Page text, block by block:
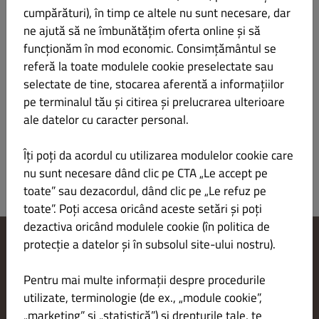
BRUSCHETE MIXTE LEI 38.00
Paine de casa, rosii, anshoa, ton, prosciutto
Homemade bread, tomatoes, anchovies, tuna, prosciutto
Contactează-ne
Politica de confidențialitate
Termeni și condiții
cumpărături), în timp ce altele nu sunt necesare, dar
ne ajută să ne îmbunătățim oferta online și să
funcționăm în mod economic. Consimțământul se
referă la toate modulele cookie preselectate sau
selectate de tine, stocarea aferentă a informațiilor
pe terminalul tău și citirea și prelucrarea ulterioare
ale datelor cu caracter personal.
Îți poți da acordul cu utilizarea modulelor cookie care
nu sunt necesare dând clic pe CTA „Le accept pe
toate” sau dezacordul, dând clic pe „Le refuz pe
toate”. Poți accesa oricând aceste setări și poți
dezactiva oricând modulele cookie (în politica de
protecție a datelor și în subsolul site-ului nostru).
Pentru mai multe informații despre procedurile
utilizate, terminologie (de ex., „module cookie”,